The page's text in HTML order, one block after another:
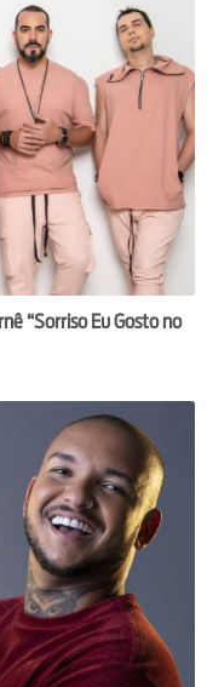
“Sorriso Eu Gosto no